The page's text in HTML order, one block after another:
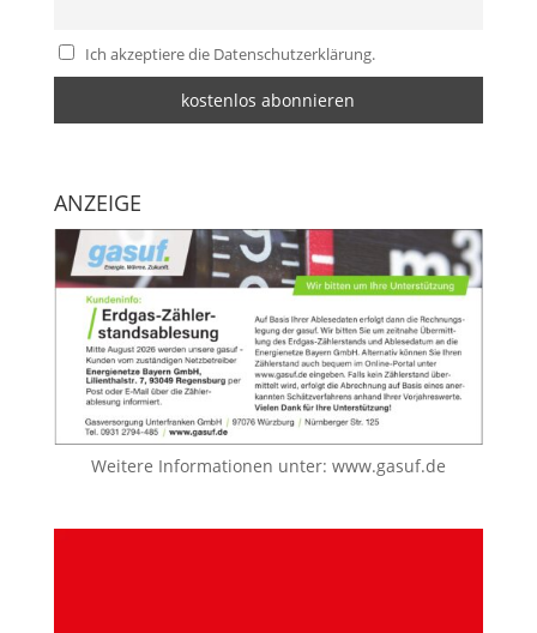
Ich akzeptiere die Datenschutzerklärung.
ANZEIGE
Weitere Informationen unter: www.gasuf.de